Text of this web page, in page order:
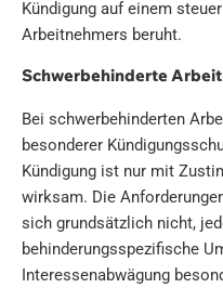
Kündigung auf einem
Arbeitnehmers beruht.
Schwerbehinderte
Bei schwerbehinderten
besonderer
Kündigung ist nur mit
wirksam. Die
sich grundsätzlich nicht,
behinderungsspezifische
Interessenabwägung